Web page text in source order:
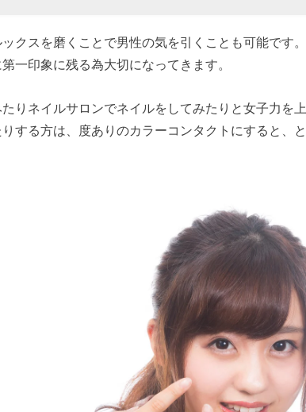
クスを磨くことで男性の気を引くことも可能です。
一印象に残る為大切になってきます。
りネイルサロンでネイルをしてみたりと女子力を上
する方は、度ありのカラーコンタクトにすると、